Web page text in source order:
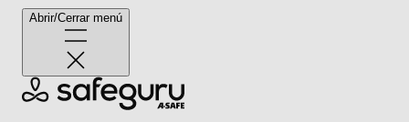
Abrir/Cerrar menú